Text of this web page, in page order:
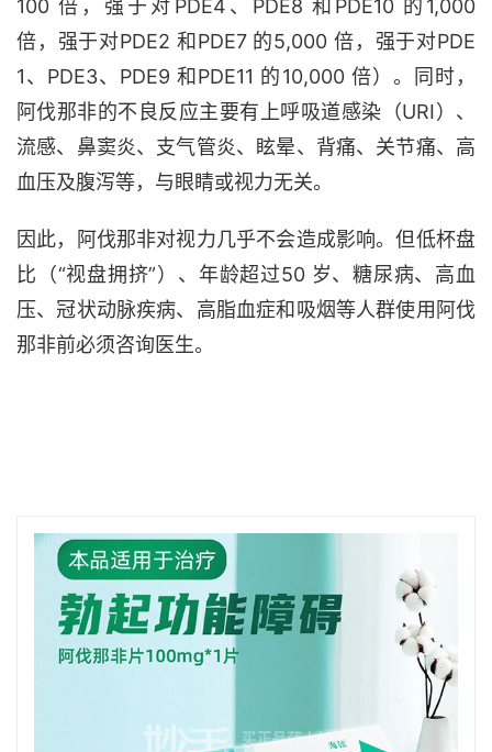
100 倍，强于对PDE4、PDE8 和PDE10 的1,000
倍，强于对PDE2 和PDE7 的5,000 倍，强于对PDE
1、PDE3、PDE9 和PDE11 的10,000 倍）。同时，
阿伐那非的不良反应主要有上呼吸道感染（URI）、
流感、鼻窦炎、支气管炎、眩晕、背痛、关节痛、高
血压及腹泻等，与眼睛或视力无关。
因此，阿伐那非对视力几乎不会造成影响。但低杯盘
比（“视盘拥挤”）、年龄超过50 岁、糖尿病、高血
压、冠状动脉疾病、高脂血症和吸烟等人群使用阿伐
那非前必须咨询医生。